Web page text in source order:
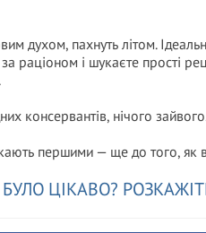
духом, пахнуть літом.
раціоном і шукаєте прості
консервантів, нічого
першими — ще до того, як
БУЛО ЦІКАВО?